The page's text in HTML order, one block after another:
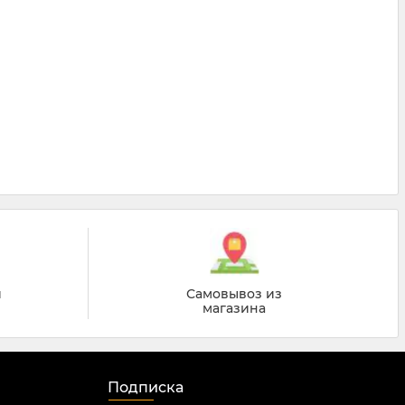
Самовывоз из
магазина
Подписка